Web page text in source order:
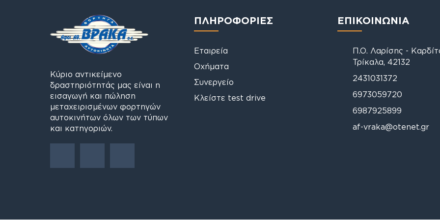
Κύριο αντικείμενο
δραστηριότητάς μας είναι η
εισαγωγή και πώληση
μεταχειρισμένων φορτηγών
αυτοκινήτων όλων των τύπων
και κατηγοριών.
ΠΛΗΡΟΦΟΡΙΕΣ
Εταιρεία
Οχήματα
Συνεργείο
Κλείστε test drive
ΕΠΙΚΟΙΝΩΝΙΑ
Π.Ο. Λαρίσης -
Τρίκαλα, 42132
2431031372
6973059720
6987925899
af-vraka@otenet.gr